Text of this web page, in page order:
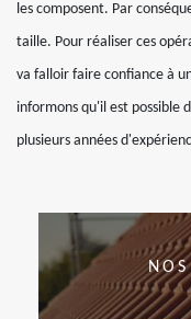
les composent. Par
taille. Pour réaliser ces
va falloir faire confiance à
informons qu'il est possible
plusieurs années